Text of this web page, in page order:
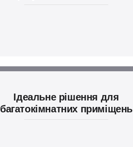
Ідеальне рішення для
багатокімнатних приміщень